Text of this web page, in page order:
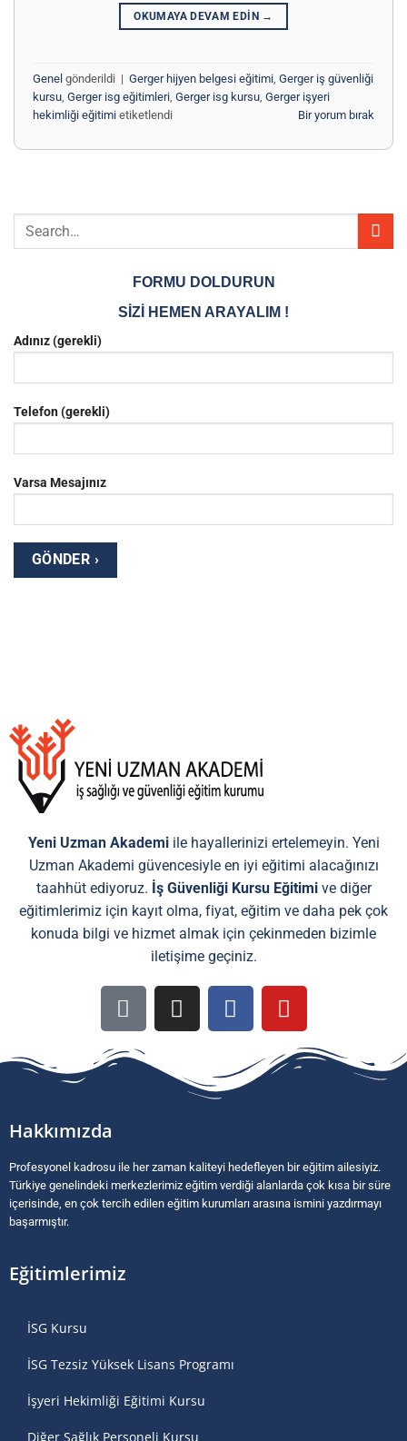
OKUMAYA DEVAM EDIN →
Genel gönderildi | Gerger hijyen belgesi eğitimi Gerger iş güvenliği
kursu Gerger isg eğitimleri Gerger isg kursu Gerger işyeri
hekimliği eğitimi etiketlendi Bir yorum bırak
FORMU DOLDURUN
SİZİ HEMEN ARAYALIM !
Adınız (gerekli)
Telefon (gerekli)
Varsa Mesajınız
Yeni Uzman Akademiile hayallerinizi ertelemeyin. Yeni
Uzman Akademi güvencesiyle en iyi eğitimi alacağınızı
taahhüt ediyoruz. İş Güvenliği KursuEğitimive diğer
eğitimlerimiz için kayıt olma, fiyat, eğitim ve daha pek çok
konuda bilgi ve hizmet almak için çekinmeden bizimle
iletişime geçiniz.
Hakkımızda
Profesyonel kadrosu ile her zaman kaliteyi hedefleyen bir eğitim ailesiyiz.
Türkiye genelindeki merkezlerimiz eğitim verdiği alanlarda çok kısa bir süre
içerisinde, en çok tercih edilen eğitim kurumları arasına ismini yazdırmayı
başarmıştır.
Eğitimlerimiz
İSG Kursu
İSG Tezsiz Yüksek Lisans Programı
İşyeri Hekimliği Eğitimi Kursu
Diğer Sağlık Personeli Kursu